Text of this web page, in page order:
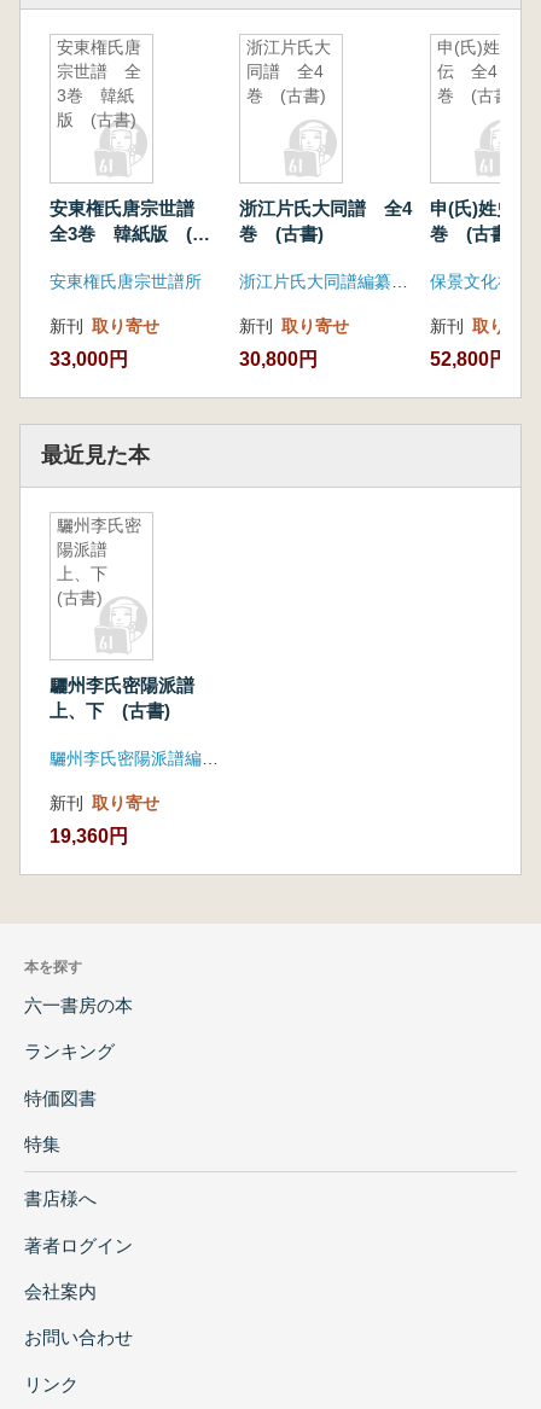
安東権氏唐
宗世譜 全
3巻 韓紙
版 (古書)
安東権氏唐宗世譜
全3巻 韓紙版 (古
安東権氏唐宗世譜所
新刊 取り寄せ
33,000円
浙江片氏大
同譜 全4
巻 (古書)
浙江片氏大同譜 全4
巻 (古書)
新刊 取り寄せ
30,800円
申(氏)姓史
伝 全4
巻 (古書)
申(氏)姓史
巻 (古書)
保景文化社
新刊 取り寄せ
52,800円
最近見た本
驪州李氏密
陽派譜
上、下
(古書)
驪州李氏密陽派譜
上、下 (古書)
驪州李氏密陽派譜編刊委員会
新刊 取り寄せ
19,360円
本を探す
六一書房の本
ランキング
特価図書
特集
書店様へ
著者ログイン
会社案内
お問い合わせ
リンク